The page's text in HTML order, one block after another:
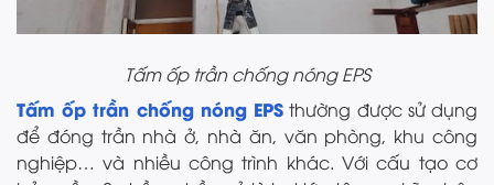
Tấm ốp trần chống nóng EPS
Tấm ốp trần chống nóng EPS thường được sử dụng
để đóng trần nhà ở, nhà ăn, văn phòng, khu công
nghiệp… và nhiều công trình khác. Với cấu tạo cơ